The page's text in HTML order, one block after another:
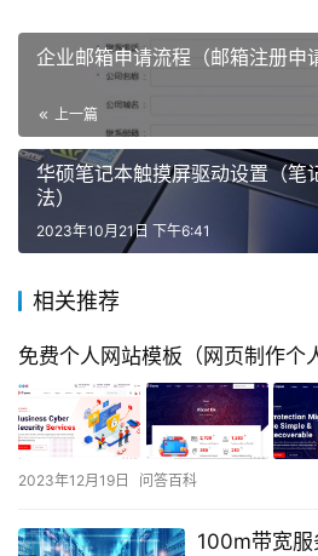
企业邮箱申请流程（邮箱注册申
上一篇
华硕笔记本触摸屏驱动设置（笔
法）
2023年10月21日 下午6:41
相关推荐
免费个人网站模板（网页制作个
2023年12月19日 问答百科
100m带宽